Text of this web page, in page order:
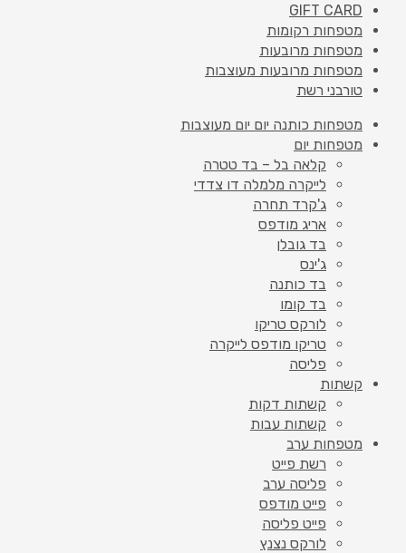
GIFT CARD
מטפחות רקומות
מטפחות מרובעות
מטפחות מרובעות מעוצבות
טורבני רשת
מטפחות כותנה יום יום מעוצבות
מטפחות יום
קלאה בל – בד טטרה
לייקרה מלמלה דו צדדי
ג'קרד תחרה
אריג מודפס
בד גובלן
ג'ינס
בד כותנה
בד קומו
לורקס טריקו
טריקו מודפס לייקרה
פליסה
קשתות
קשתות דקות
קשתות עבות
מטפחות ערב
רשת פייט
פליסה ערב
פייט מודפס
פייט פליסה
לורקס נצנץ